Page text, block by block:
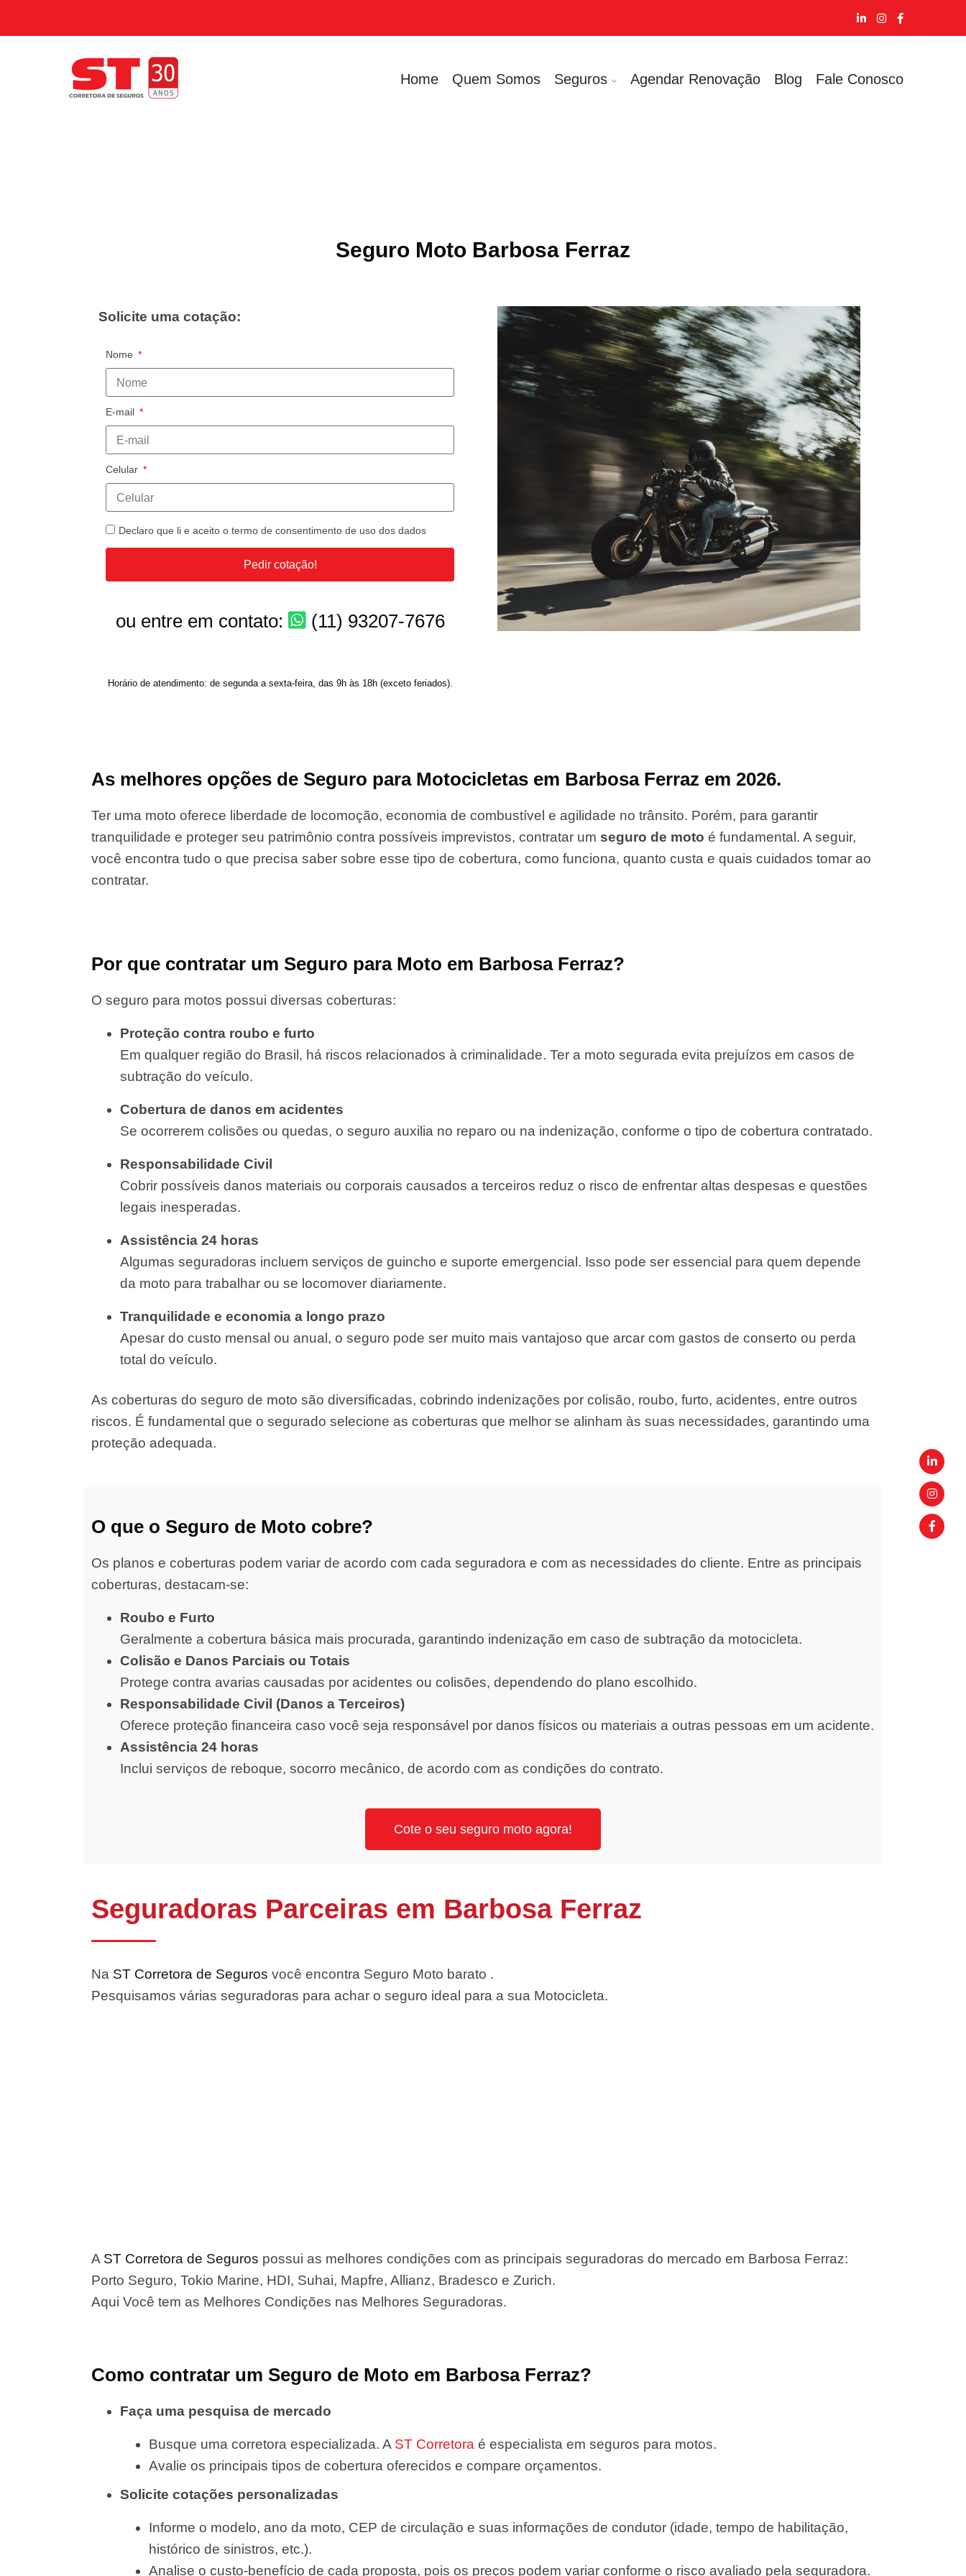
Home Quem Somos Seguros Agendar Renovação Blog Fale Conosco
Seguro Moto Barbosa Ferraz
Solicite uma cotação:
Nome
E-mail
Celular
Declaro que li e aceito o termo de consentimento de uso dos dados
Pedir cotação!
ou entre em contato: (11) 93207-7676
Horário de atendimento: de segunda a sexta-feira, das 9h às 18h (exceto feriados).
As melhores opções de Seguro para Motocicletas em Barbosa Ferraz em 2026.
Ter uma moto oferece liberdade de locomoção, economia de combustível e agilidade no trânsito. Porém, para garantir
tranquilidade e proteger seu patrimônio contra possíveis imprevistos, contratar um seguro de moto é fundamental. A seguir,
você encontra tudo o que precisa saber sobre esse tipo de cobertura, como funciona, quanto custa e quais cuidados tomar ao
contratar.
Por que contratar um Seguro para Moto em Barbosa Ferraz?
O seguro para motos possui diversas coberturas:
Proteção contra roubo e furto
Em qualquer região do Brasil, há riscos relacionados à criminalidade. Ter a moto segurada evita prejuízos em casos de
subtração do veículo.
Cobertura de danos em acidentes
Se ocorrerem colisões ou quedas, o seguro auxilia no reparo ou na indenização, conforme o tipo de cobertura contratado.
Responsabilidade Civil
Cobrir possíveis danos materiais ou corporais causados a terceiros reduz o risco de enfrentar altas despesas e questões
legais inesperadas.
Assistência 24 horas
Algumas seguradoras incluem serviços de guincho e suporte emergencial. Isso pode ser essencial para quem depende
da moto para trabalhar ou se locomover diariamente.
Tranquilidade e economia a longo prazo
Apesar do custo mensal ou anual, o seguro pode ser muito mais vantajoso que arcar com gastos de conserto ou perda
total do veículo.
As coberturas do seguro de moto são diversificadas, cobrindo indenizações por colisão, roubo, furto, acidentes, entre outros
riscos. É fundamental que o segurado selecione as coberturas que melhor se alinham às suas necessidades, garantindo uma
proteção adequada.
O que o Seguro de Moto cobre?
Os planos e coberturas podem variar de acordo com cada seguradora e com as necessidades do cliente. Entre as principais
coberturas, destacam-se:
Roubo e Furto
Geralmente a cobertura básica mais procurada, garantindo indenização em caso de subtração da motocicleta.
Colisão e Danos Parciais ou Totais
Protege contra avarias causadas por acidentes ou colisões, dependendo do plano escolhido.
Responsabilidade Civil (Danos a Terceiros)
Oferece proteção financeira caso você seja responsável por danos físicos ou materiais a outras pessoas em um acidente.
Assistência 24 horas
Inclui serviços de reboque, socorro mecânico, de acordo com as condições do contrato.
Cote o seu seguro moto agora!
Seguradoras Parceiras em Barbosa Ferraz
Na ST Corretora de Seguros você encontra Seguro Moto barato .
Pesquisamos várias seguradoras para achar o seguro ideal para a sua Motocicleta.
A ST Corretora de Seguros possui as melhores condições com as principais seguradoras do mercado em Barbosa Ferraz:
Porto Seguro, Tokio Marine, HDI, Suhai, Mapfre, Allianz, Bradesco e Zurich.
Aqui Você tem as Melhores Condições nas Melhores Seguradoras.
Como contratar um Seguro de Moto em Barbosa Ferraz?
Faça uma pesquisa de mercado
Busque uma corretora especializada. A ST Corretora é especialista em seguros para motos.
Avalie os principais tipos de cobertura oferecidos e compare orçamentos.
Solicite cotações personalizadas
Informe o modelo, ano da moto, CEP de circulação e suas informações de condutor (idade, tempo de habilitação,
histórico de sinistros, etc.).
Analise o custo-benefício de cada proposta, pois os preços podem variar conforme o risco avaliado pela seguradora.